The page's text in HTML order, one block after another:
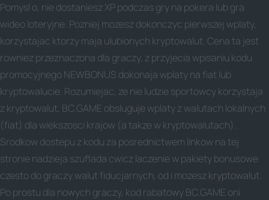
Pomysl o, nie dostaniesz XP podczas gry na pokera lub gra
wideo loteryjne. Pozniej mozesz dokonczyc pierwszej wplaty,
korzystajac ktorzy maja ulubionych kryptowalut. Cena ta jest
rowniez przeznaczona dla graczy, z przyjecia wpisaniu kodu
promocyjnego NEWBONUS dokonaja wplaty na fiat lub
kryptowalucie. Rozumiejac, ze nie ludzie sportowcy korzystaja
z kryptowalut, BC.GAME obsluguje wplaty z walutach lokalnych
(fiat) dla wiekszosci krajow (a takze w kryptowalutach).
Srodkow dostepu z kodu za posrednictwem linkow na tej
stronie nadzieja szuflada cwicz laczenie w pakiety bonusowe
czesto do graczy walut fiducjarnych, od i mozesz kryptowalut.
Po prostu dla nowych graczy, kod rabatowy BC.GAME oni